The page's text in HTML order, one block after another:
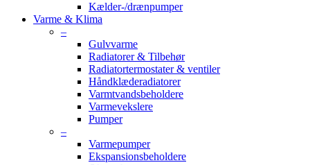
Kælder-/drænpumper
Varme & Klima
–
Gulvvarme
Radiatorer & Tilbehør
Radiatortermostater & ventiler
Håndklæderadiatorer
Varmtvandsbeholdere
Varmevekslere
Pumper
–
Varmepumper
Ekspansionsbeholdere